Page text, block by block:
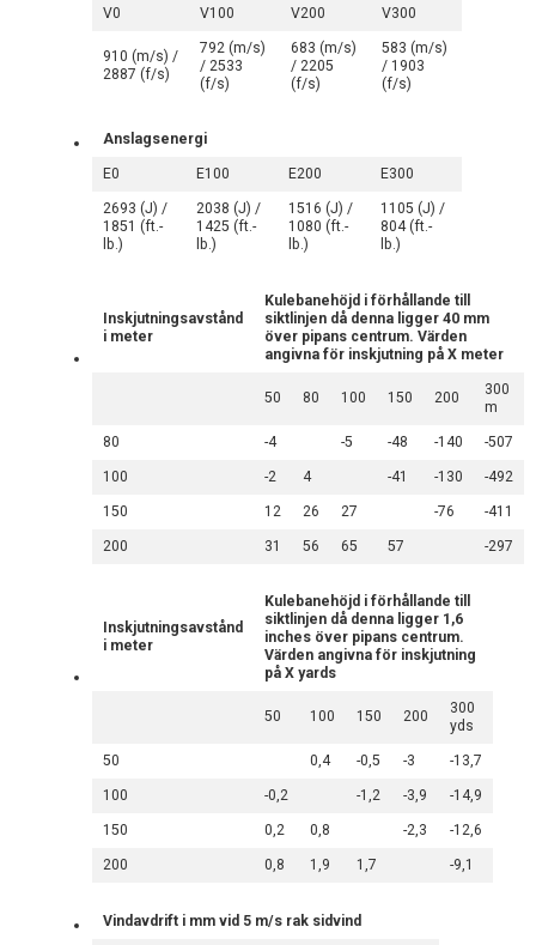
V0 V100 V200 V300
910 (m/s) /
2887 (f/s)
792 (m/s)
/ 2533
(f/s)
683 (m/s)
/ 2205
(f/s)
583 (m/s)
/ 1903
(f/s)
Anslagsenergi
E0 E100 E200 E300
2693 (J) /
1851 (ft.-
lb.)
2038 (J) /
1425 (ft.-
lb.)
1516 (J) /
1080 (ft.-
lb.)
1105 (J) /
804 (ft.-
lb.)
Inskjutningsavstånd
i meter
Kulebanehöjd i förhållande till
siktlinjen då denna ligger 40 mm
över pipans centrum. Värden
angivna för inskjutning på X meter
50 80 100 150 200
300
m
80 -4 -5 -48 -140 -507
100 -2 4 -41 -130 -492
150 12 26 27 -76 -411
200 31 56 65 57 -297
Inskjutningsavstånd
i meter
Kulebanehöjd i förhållande till
siktlinjen då denna ligger 1,6
inches över pipans centrum.
Värden angivna för inskjutning
på X yards
50 100 150 200
300
yds
50 0,4 -0,5 -3 -13,7
100 -0,2 -1,2 -3,9 -14,9
150 0,2 0,8 -2,3 -12,6
200 0,8 1,9 1,7 -9,1
Vindavdrift i mm vid 5 m/s rak sidvind